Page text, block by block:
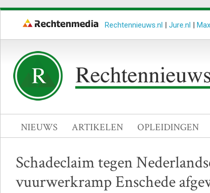
Rechtennieuws.nl | Jure.nl |
NIEUWS ARTIKELEN OPLEIDINGEN
Schadeclaim tegen
vuurwerkramp Enschede